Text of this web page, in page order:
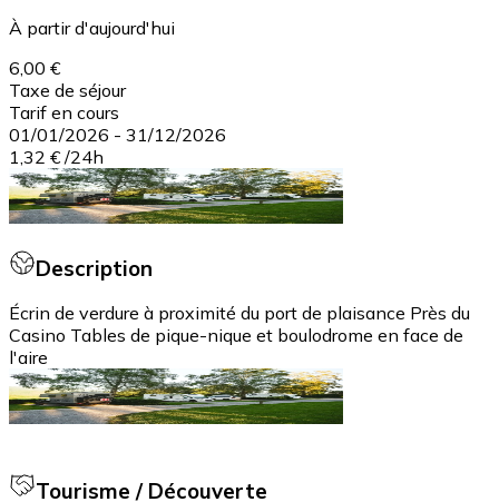
À partir d'aujourd'hui
6,00 €
Taxe de séjour
Tarif en cours
01/01/2026 - 31/12/2026
1,32 € /24h
Description
Écrin de verdure à proximité du port de plaisance Près du
Casino Tables de pique-nique et boulodrome en face de
l'aire
Tourisme / Découverte